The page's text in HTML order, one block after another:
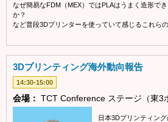
なぜ簡易なFDM（MEX）ではPLAはうまく造形で
か？
など普段3Dプリンターを使っていて感じるこれら
3Dプリンティング海外動向報告
14:30-15:00
会場： TCT Conference ステージ（東3
日本3Dプリンティン